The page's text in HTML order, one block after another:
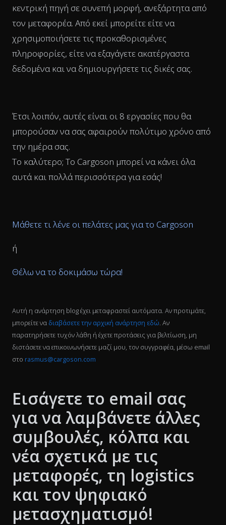
κεντρική πηγή σε συνεπή μορφή, ανεξάρτητα από
τον μεταφορέα. Από εκεί μπορείτε είτε να
χρησιμοποιήσετε τις προκαθορισμένες
πληροφορίες, είτε να εξαγάγετε ακατέργαστα
δεδομένα και να δημιουργήσετε τις δικές σας.
Έτσι λοιπόν, αυτές είναι οι 8 εργασίες που θα
μπορούσαν να σας αφαιρούν πολύτιμο χρόνο από
την ημέρα σας.
Το καλύτερο; Το Cargoson μπορεί να κάνει όλα
αυτά και πολλά περισσότερα για εσάς!
Μάθετε τι λένε οι πελάτες μας για το Cargoson
ή
Θέλω να το δοκιμάσω τώρα!
Αυτή η ανάρτηση blog έχει μεταφραστεί αυτόματα. Αν προτιμάτε,
μπορείτε να διαβάσετε την αρχική ανάρτηση εδώ. Αν
παρατηρήσετε τυχόν λάθη ή έχετε προτάσεις για βελτίωση, μη
διστάσετε να επικοινωνήσετε μαζί μου, τον συγγραφέα, μέσω email
στο rasmus@cargoson.com
Εισάγετε το email σας
για να λαμβάνετε άλλες
συμβουλές, κόλπα και
νέα σχετικά με τις
μεταφορές, τη logistics
και τον ψηφιακό
μετασχηματισμό!